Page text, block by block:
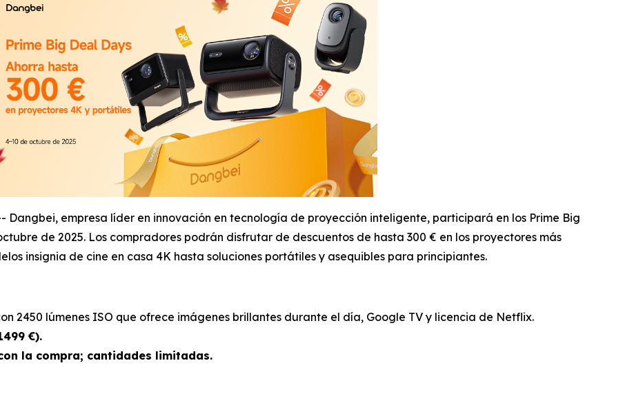
Dangbei, empresa líder en innovación en tecnología de proyección inteligente, participará en los Prime Big
de 2025. Los compradores podrán disfrutar de descuentos de hasta 300 € en los proyectores más
insignia de cine en casa 4K hasta soluciones portátiles y asequibles para principiantes.
2450 lúmenes ISO que ofrece imágenes brillantes durante el día, Google TV y licencia de Netflix.
€).
la compra; cantidades limitadas.